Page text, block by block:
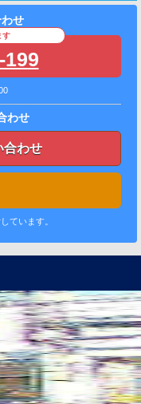
せ
す
199
わせ
合わせ
ています。